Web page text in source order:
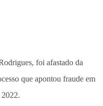
foi afastado da
que apontou fraude em